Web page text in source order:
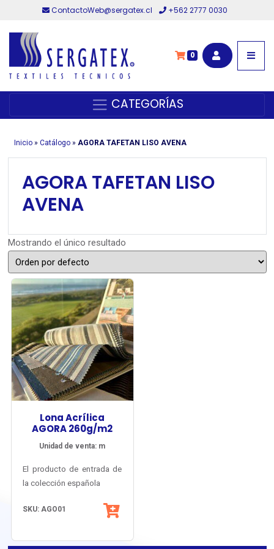
ContactoWeb@sergatex.cl +562 2777 0030
0
CATEGORÍAS
Inicio» Catálogo» AGORA TAFETAN LISO AVENA
AGORA TAFETAN LISO
AVENA
Mostrando el único resultado
Lona Acrílica
AGORA 260g/m2
Unidad de venta: m
El producto de entrada de
la colección española
con gran diversidad de
listados y múltiples
Su estructura basada en
SKU: AGO01